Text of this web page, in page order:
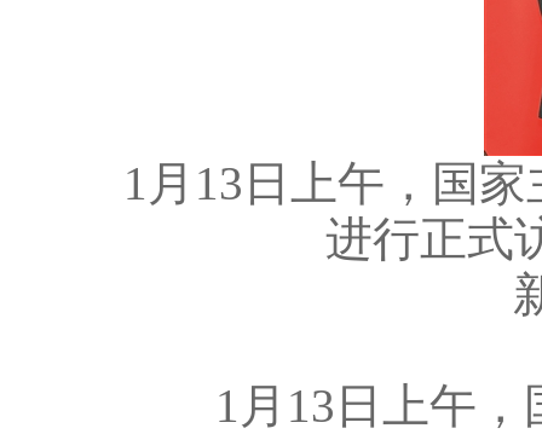
1月13日上午，国
进行正式
1月13日上午，